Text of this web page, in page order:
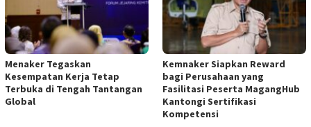
Menaker Tegaskan
Kesempatan Kerja Tetap
Terbuka di Tengah Tantangan
Global
Kemnaker Siapkan Reward
bagi Perusahaan yang
Fasilitasi Peserta MagangHub
Kantongi Sertifikasi
Kompetensi